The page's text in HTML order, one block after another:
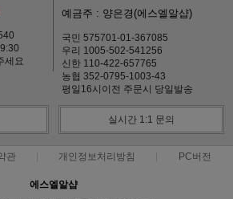
세요
예금주 : 양은경(에스엘알샵)
국민 575701-01-367085
우리 1005-502-541256
신한 110-422-657765
농협 352-0795-1003-43
평일16시이전 주문시 당일발송
실시간 1:1 문의
관 개인정보처리방침 PC버전
에스엘알샵